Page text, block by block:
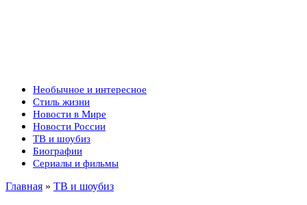
Необычное и интересное
Стиль жизни
Новости в Мире
Новости России
ТВ и шоубиз
Биографии
Сериалы и фильмы
Главная » ТВ и шоубиз